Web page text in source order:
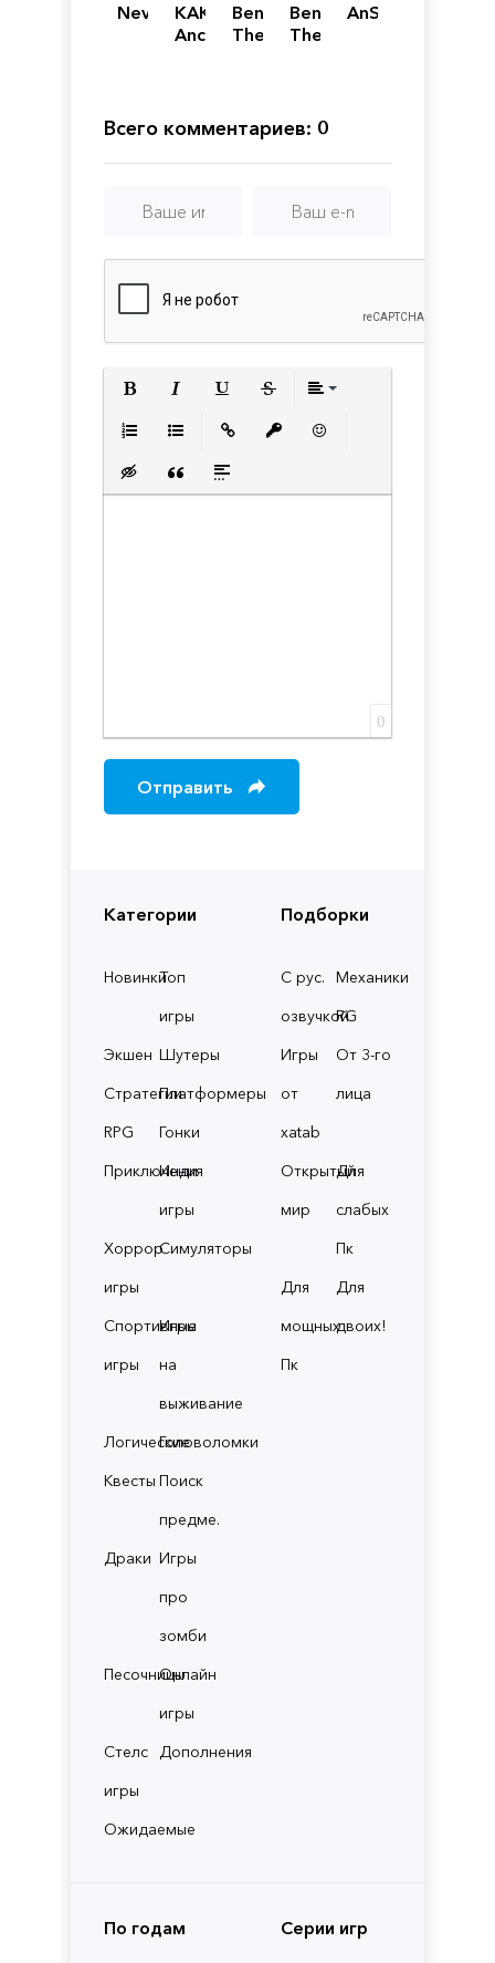
Категории
НовинкиТоп
игры
Экшен Шутеры
СтратегииПлатформеры
RPG
Гонки
Приключения
Инди
игры
Хоррор
игры
Симуляторы
Спортивные
игры
Игры
на
выживание
ЛогическиеГоловоломки
Квесты Поиск
предме.
Драки Игры
про
зомби
ПесочницыОнлайн
игры
Стелс
игры
Дополнения
Ожидаемые
Подборки
С рус.
озвучкой
Механики
RG
Игры
от
xatab
От 3-го
лица
Открытый
мир
Для
слабых
Пк
Для
мощных
Пк
Для
двоих!
По годам Серии игр
Neva
KAKU:
Ancient
Beneath
The
Beneath
The
AnShi
Всего комментариев: 0
Вставка скрытого текста
Вставка цитаты
Вставка спойлера
0
Отправить